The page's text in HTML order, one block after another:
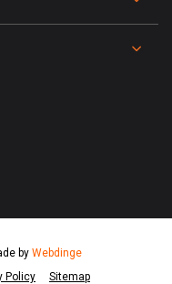
Policy Sitemap
byWebdinge